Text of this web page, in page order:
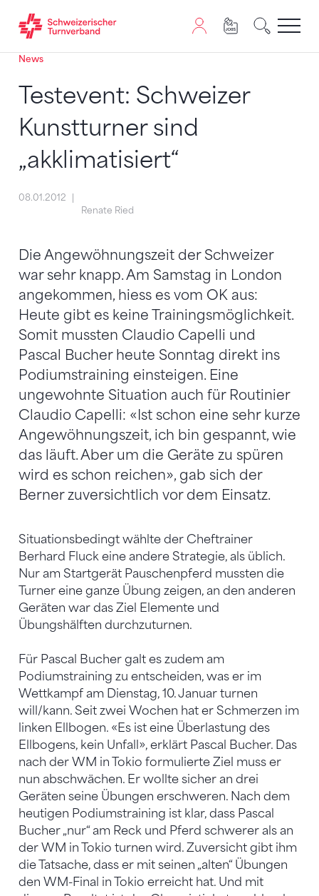
Zum Inhalt springen
Zur Sitemap navigieren
Zum Navigieren dieser Seite wird JavaScript benötigt.
News
Testevent: Schweizer
Kunstturner sind
„akklimatisiert“
08.01.2012
Renate Ried
Die Angewöhnungszeit der Schweizer
war sehr knapp. Am Samstag in London
angekommen, hiess es vom OK aus:
Heute gibt es keine Trainingsmöglichkeit.
Somit mussten Claudio Capelli und
Pascal Bucher heute Sonntag direkt ins
Podiumstraining einsteigen. Eine
ungewohnte Situation auch für Routinier
Claudio Capelli: «Ist schon eine sehr kurze
Angewöhnungszeit, ich bin gespannt, wie
das läuft. Aber um die Geräte zu spüren
wird es schon reichen», gab sich der
Berner zuversichtlich vor dem Einsatz.
Situationsbedingt wählte der Cheftrainer
Berhard Fluck eine andere Strategie, als üblich.
Nur am Startgerät Pauschenpferd mussten die
Turner eine ganze Übung zeigen, an den anderen
Geräten war das Ziel Elemente und
Übungshälften durchzuturnen.
Für Pascal Bucher galt es zudem am
Podiumstraining zu entscheiden, was er im
Wettkampf am Dienstag, 10. Januar turnen
will/kann. Seit zwei Wochen hat er Schmerzen im
linken Ellbogen. «Es ist eine Überlastung des
Ellbogens, kein Unfall», erklärt Pascal Bucher. Das
nach der WM in Tokio formulierte Ziel muss er
nun abschwächen. Er wollte sicher an drei
Geräten seine Übungen erschweren. Nach dem
heutigen Podiumstraining ist klar, dass Pascal
Bucher „nur“ am Reck und Pferd schwerer als an
der WM in Tokio turnen wird. Zuversicht gibt ihm
die Tatsache, dass er mit seinen „alten“ Übungen
den WM-Final in Tokio erreicht hat. Und mit